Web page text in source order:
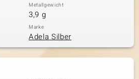
Metallgewicht
3,9 g
Marke
Adela Silber